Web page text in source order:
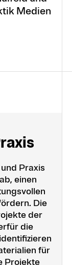
Medien
Praxis
einen
Die
der
die
für
Projekte